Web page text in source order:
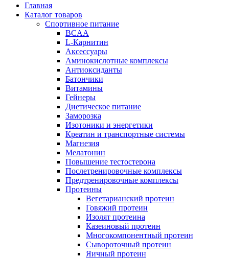
Главная
Каталог товаров
Спортивное питание
BCAA
L-Карнитин
Аксессуары
Аминокислотные комплексы
Антиоксиданты
Батончики
Витамины
Гейнеры
Диетическое питание
Заморозка
Изотоники и энергетики
Креатин и транспортные системы
Магнезия
Мелатонин
Повышение тестостерона
Послетренировочные комплексы
Предтренировочные комплексы
Протеины
Вегетарианский протеин
Говяжий протеин
Изолят протеина
Казеиновый протеин
Многокомпонентный протеин
Сывороточный протеин
Яичный протеин